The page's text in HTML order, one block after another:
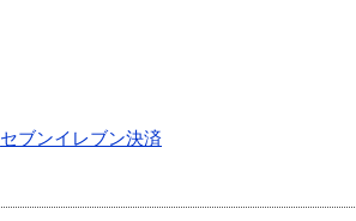
セブンイレブン決済